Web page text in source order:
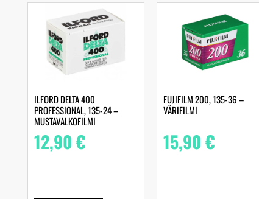
ILFORD DELTA 400
PROFESSIONAL, 135-24 –
MUSTAVALKOFILMI
12,90€
FUJIFILM 200, 135-36 –
VÄRIFILMI
15,90€